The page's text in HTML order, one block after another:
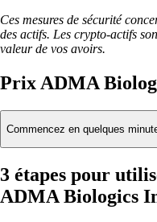
Ces mesures de sécurité
des actifs. Les crypto-actifs
valeur de vos avoirs.
Prix ADMA
Commencez en quelques
3 étapes pour
ADMA Biologics